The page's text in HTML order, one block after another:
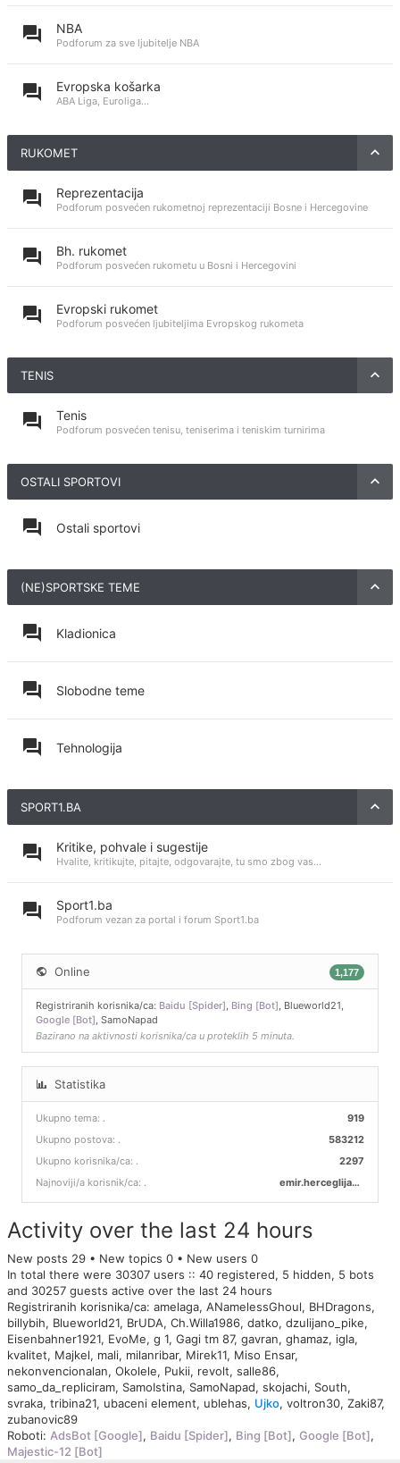
NBA
Podforum za sve ljubitelje NBA
Evropska košarka
ABA Liga, Euroliga...
RUKOMET
Reprezentacija
Podforum posvećen rukometnoj reprezentaciji Bosne i Hercegovine
Bh. rukomet
Podforum posvećen rukometu u Bosni i Hercegovini
Evropski rukomet
Podforum posvećen ljubiteljima Evropskog rukometa
TENIS
Tenis
Podforum posvećen tenisu, teniserima i teniskim turnirima
OSTALI SPORTOVI
Ostali sportovi
(NE)SPORTSKE TEME
Kladionica
Slobodne teme
Tehnologija
SPORT1.BA
Kritike, pohvale i sugestije
Hvalite, kritikujte, pitajte, odgovarajte, tu smo zbog vas...
Sport1.ba
Podforum vezan za portal i forum Sport1.ba
Online 1,177
Registriranih korisnika/ca: Baidu [Spider], Bing [Bot], Blueworld21,
Google [Bot], SamoNapad
Bazirano na aktivnosti korisnika/ca u proteklih 5 minuta.
Statistika
Ukupno tema: 919
.
Ukupno postova:
583212
.
Ukupno korisnika/ca:
2297
.
Najnoviji/a korisnik/ca:
emir.herceglija00
.
Activity over the last 24 hours
New posts 29 • New topics 0 • New users 0
In total there were 30307 users :: 40 registered, 5 hidden, 5 bots
and 30257 guests active over the last 24 hours
Registriranih korisnika/ca: amelaga, ANamelessGhoul, BHDragons,
billybih, Blueworld21, BrUDA, Ch.Willa1986, datko, dzulijano_pike,
Eisenbahner1921, EvoMe, g 1, Gagi tm 87, gavran, ghamaz, igla,
kvalitet, Majkel, mali, milanribar, Mirek11, Miso Ensar,
nekonvencionalan, Okolele, Pukii, revolt, salle86,
samo_da_repliciram, SamoIstina, SamoNapad, skojachi, South,
svraka, tribina21, ubaceni element, ublehas, Ujko, voltron30, Zaki87,
zubanovic89
Roboti: AdsBot [Google], Baidu [Spider], Bing [Bot], Google [Bot],
Majestic-12 [Bot]